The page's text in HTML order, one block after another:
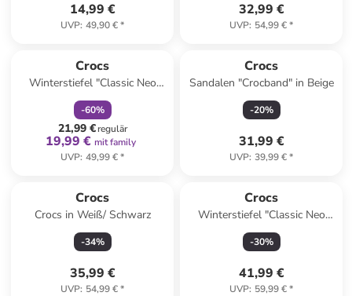
14,99 €
UVP: 49,90 €*
32,99 €
UVP: 54,99 €*
Crocs
Winterstiefel "Classic Neo
Puff" in Pink
-60%
21,99 €regulär
19,99 € mit family
UVP: 49,99 €*
Crocs
Sandalen "Crocband" in Beige
-20%
31,99 €
UVP: 39,99 €*
Crocs
Crocs in Weiß/ Schwarz
-34%
35,99 €
UVP: 54,99 €*
Crocs
Winterstiefel "Classic Neo
Puff" in Schwarz
-30%
41,99 €
UVP: 59,99 €*